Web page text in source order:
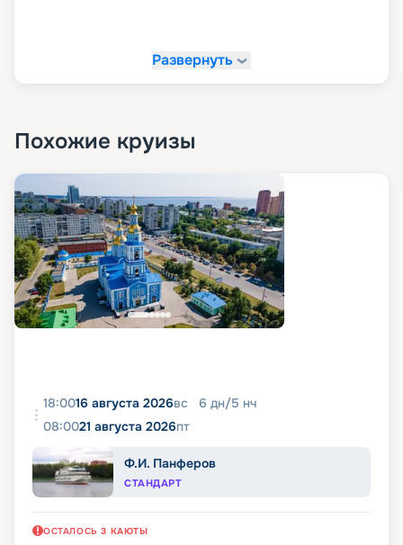
Развернуть
Похожие круизы
18:0016 августа 2026вс 6 дн/5 нч
08:0021 августа 2026пт
Ф.И. Панферов
СТАНДАРТ
ОСТАЛОСЬ 3 КАЮТЫ